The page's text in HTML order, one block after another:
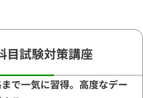
目試験対策講座
で一気に習得。高度なデー